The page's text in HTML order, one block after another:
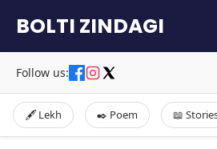
content
BOLTI ZINDAGI
Follow us:
🖋️ Lekh ✒️ Poem 📖